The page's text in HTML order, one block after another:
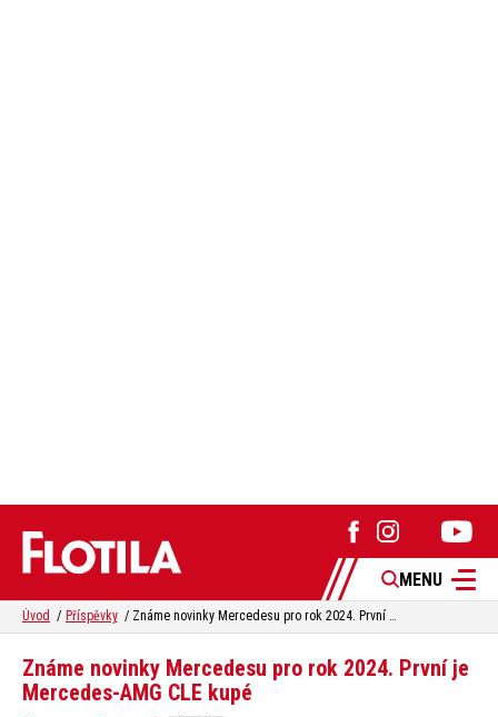
MENU
Úvod Příspěvky Známe novinky Mercedesu pro rok 2024. První je Mercedes-AMG CLE kupé
Známe novinky Mercedesu pro rok 2024. První je
Mercedes-AMG CLE kupé